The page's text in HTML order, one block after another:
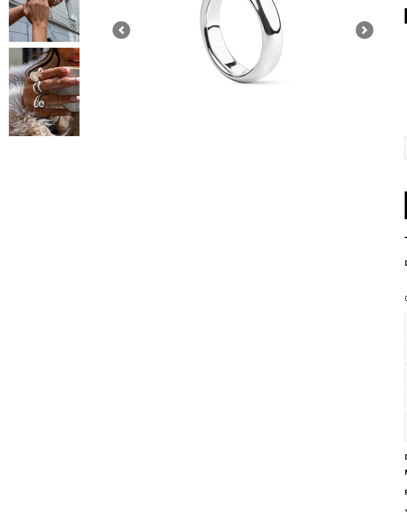
Previous Next